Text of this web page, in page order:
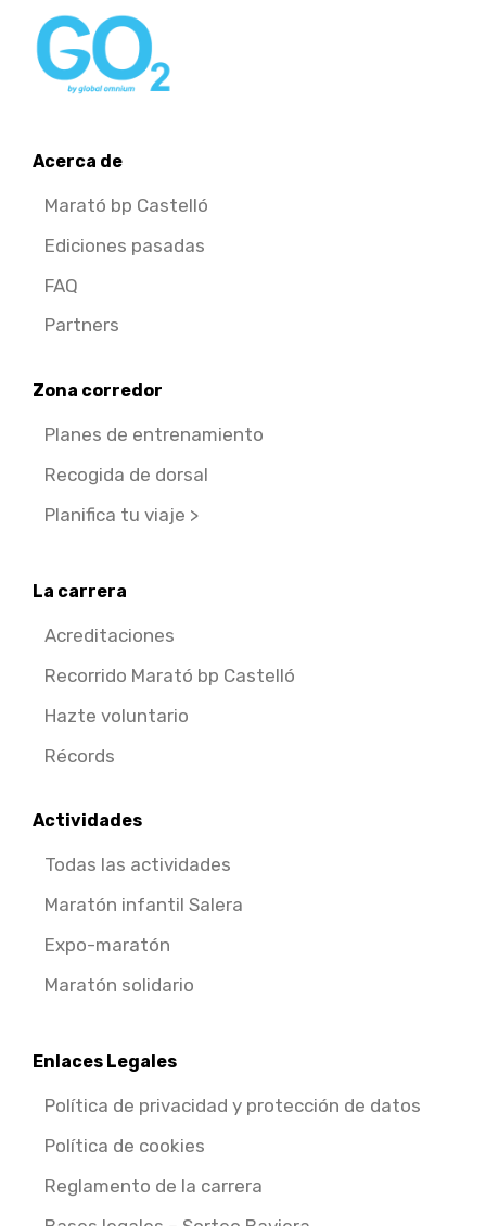
Acerca de
Marató bp Castelló
Ediciones pasadas
FAQ
Partners
Zona corredor
Planes de entrenamiento
Recogida de dorsal
Planifica tu viaje >
La carrera
Acreditaciones
Recorrido Marató bp Castelló
Hazte voluntario
Récords
Actividades
Todas las actividades
Maratón infantil Salera
Expo-maratón
Maratón solidario
Enlaces Legales
Política de privacidad y protección de datos
Política de cookies
Reglamento de la carrera